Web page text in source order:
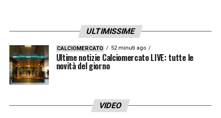
ULTIMISSIME
CALCIOMERCATO 52 minuti ago
Ultime notizie Calciomercato LIVE: tutte le
novità del giorno
VIDEO